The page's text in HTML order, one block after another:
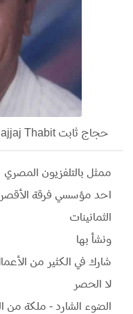
حجاج ثابت Hajjaj Thabit
ممثل بالتلفزيون المصري
احد مؤسسي فرقة الأقصر
الثمانينات
ونشأ بها
شارك في الكثير من
لا الحصر
الضوء الشارد - ملكة